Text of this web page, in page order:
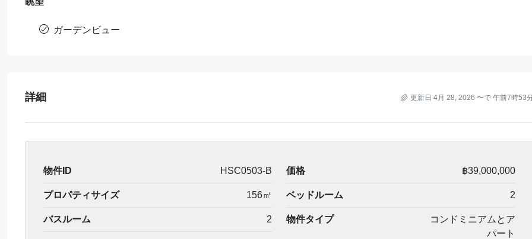
ガーデンビュー
詳細 更新日 4月 28, 2026 〜で 午前7時53
物件ID HSC0503-B 価格 ฿39,000,000
プロパティサイズ 156㎡ ベッドルーム 2
バスルーム 2 物件タイプ
コンドミニアムとア
パート